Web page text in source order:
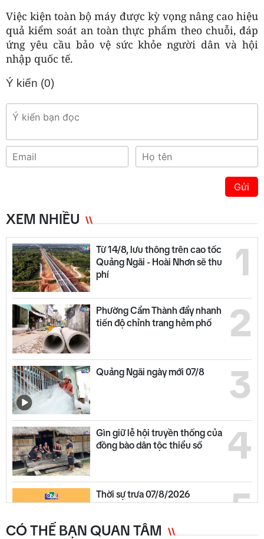
Việc kiện toàn bộ máy được kỳ vọng nâng cao hiệu
quả kiểm soát an toàn thực phẩm theo chuỗi, đáp
ứng yêu cầu bảo vệ sức khỏe người dân và hội
nhập quốc tế.
Ý kiến (0)
Gửi
XEM NHIỀU
1
Từ 14/8, lưu thông trên cao tốc
Quảng Ngãi - Hoài Nhơn sẽ thu
phí
2
Phường Cẩm Thành đẩy nhanh
tiến độ chỉnh trang hẻm phố
3
Quảng Ngãi ngày mới 07/8
4
Gìn giữ lễ hội truyền thống của
đồng bào dân tộc thiểu số
5
Thời sự trưa 07/8/2026
CÓ THỂ BẠN QUAN TÂM